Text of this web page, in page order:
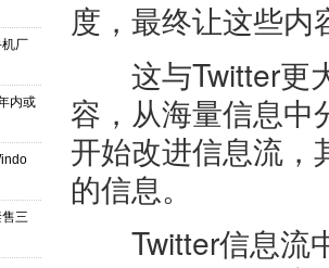
厂
内或
三
度，最终让这些内
这与Twitter更大
容，从海量信息中
开始改进信息流，
的信息。
Twitter信息流中